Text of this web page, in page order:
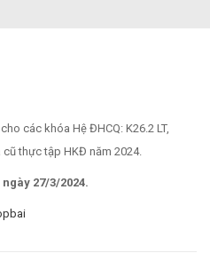
các khóa Hệ ĐHCQ: K26.2 LT,
cũ thực tập HKĐ năm 2024.
27/3/2024.